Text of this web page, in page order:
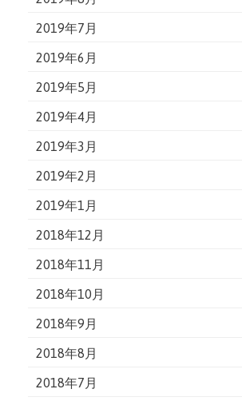
2019年7月
2019年6月
2019年5月
2019年4月
2019年3月
2019年2月
2019年1月
2018年12月
2018年11月
2018年10月
2018年9月
2018年8月
2018年7月